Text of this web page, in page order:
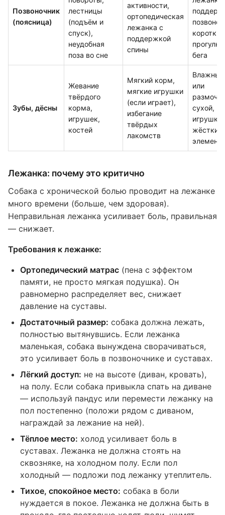
Позвоночник
(поясница)
лестницы
(подъём и
спуск),
неудобная
поза во сне
активности,
ортопедическая
лежанка с
поддержкой
спины
короткие
бега
Зубы, дёсны
Жевание
твёрдого
корма,
игрушек,
костей
Мягкий корм,
мягкие игрушки
(если играет),
избегание
твёрдых
лакомств
или
сухой,
игрушки
жёстких
Лежанка: почему это критично
Собака с хронической болью проводит на лежанке
много времени (больше, чем здоровая).
Неправильная лежанка усиливает боль, правильная
— снижает.
Требования к лежанке:
Ортопедический матрас (пена с эффектом
памяти, не просто мягкая подушка). Он
равномерно распределяет вес, снижает
давление на суставы.
Достаточный размер: собака должна лежать,
полностью вытянувшись. Если лежанка
маленькая, собака вынуждена сворачиваться,
это усиливает боль в позвоночнике и суставах.
Лёгкий доступ: не на высоте (диван, кровать),
на полу. Если собака привыкла спать на диване
— используй пандус или перемести лежанку на
пол постепенно (положи рядом с диваном,
награждай за лежание на ней).
Тёплое место: холод усиливает боль в
суставах. Лежанка не должна стоять на
сквозняке, на холодном полу. Если пол
холодный — подложи под лежанку утеплитель.
Тихое, спокойное место: собака в боли
нуждается в покое. Лежанка не должна быть в